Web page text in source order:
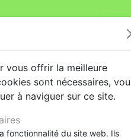
Je
de la Bible Suisse
Bibles
vous offrir la meilleure
sont nécessaires,
à naviguer sur ce site.
fonctionnalité du site web. Ils